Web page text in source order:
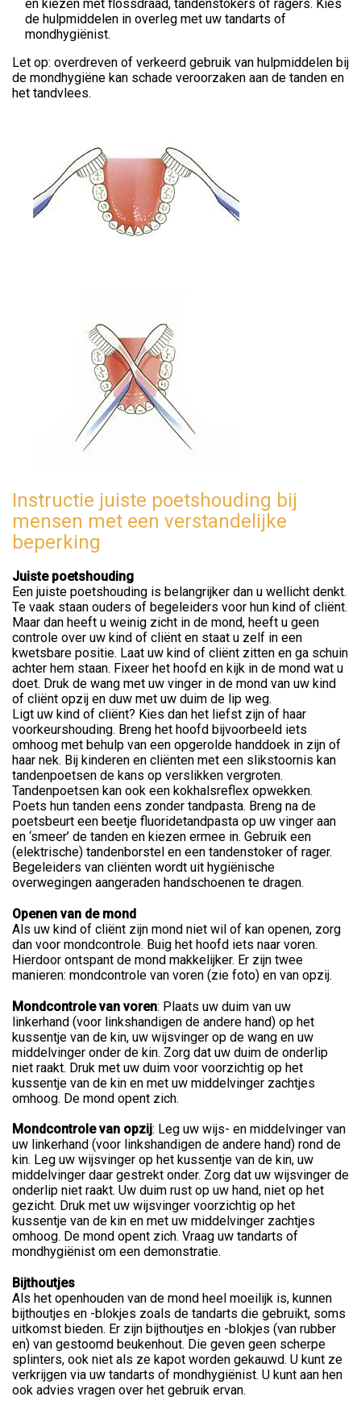
en kiezen met flossdraad, tandenstokers of ragers. Kies
de hulpmiddelen in overleg met uw tandarts of
mondhygiënist.
Let op: overdreven of verkeerd gebruik van hulpmiddelen bij
de mondhygiëne kan schade veroorzaken aan de tanden en
het tandvlees.
Instructie juiste poetshouding bij
mensen met een verstandelijke
beperking
Juiste poetshouding
Een juiste poetshouding is belangrijker dan u wellicht denkt.
Te vaak staan ouders of begeleiders voor hun kind of cliënt.
Maar dan heeft u weinig zicht in de mond, heeft u geen
controle over uw kind of cliënt en staat u zelf in een
kwetsbare positie. Laat uw kind of cliënt zitten en ga schuin
achter hem staan. Fixeer het hoofd en kijk in de mond wat u
doet. Druk de wang met uw vinger in de mond van uw kind
of cliënt opzij en duw met uw duim de lip weg.
Ligt uw kind of cliënt? Kies dan het liefst zijn of haar
voorkeurshouding. Breng het hoofd bijvoorbeeld iets
omhoog met behulp van een opgerolde handdoek in zijn of
haar nek. Bij kinderen en cliënten met een slikstoornis kan
tandenpoetsen de kans op verslikken vergroten.
Tandenpoetsen kan ook een kokhalsreflex opwekken.
Poets hun tanden eens zonder tandpasta. Breng na de
poetsbeurt een beetje fluoridetandpasta op uw vinger aan
en ‘smeer’ de tanden en kiezen ermee in. Gebruik een
(elektrische) tandenborstel en een tandenstoker of rager.
Begeleiders van cliënten wordt uit hygiënische
overwegingen aangeraden handschoenen te dragen.
Openen van de mond
Als uw kind of cliënt zijn mond niet wil of kan openen, zorg
dan voor mondcontrole. Buig het hoofd iets naar voren.
Hierdoor ontspant de mond makkelijker. Er zijn twee
manieren: mondcontrole van voren (zie foto) en van opzij.
Mondcontrole van voren: Plaats uw duim van uw
linkerhand (voor linkshandigen de andere hand) op het
kussentje van de kin, uw wijsvinger op de wang en uw
middelvinger onder de kin. Zorg dat uw duim de onderlip
niet raakt. Druk met uw duim voor voorzichtig op het
kussentje van de kin en met uw middelvinger zachtjes
omhoog. De mond opent zich.
Mondcontrole van opzij: Leg uw wijs- en middelvinger van
uw linkerhand (voor linkshandigen de andere hand) rond de
kin. Leg uw wijsvinger op het kussentje van de kin, uw
middelvinger daar gestrekt onder. Zorg dat uw wijsvinger de
onderlip niet raakt. Uw duim rust op uw hand, niet op het
gezicht. Druk met uw wijsvinger voorzichtig op het
kussentje van de kin en met uw middelvinger zachtjes
omhoog. De mond opent zich. Vraag uw tandarts of
mondhygiënist om een demonstratie.
Bijthoutjes
Als het openhouden van de mond heel moeilijk is, kunnen
bijthoutjes en -blokjes zoals de tandarts die gebruikt, soms
uitkomst bieden. Er zijn bijthoutjes en -blokjes (van rubber
en) van gestoomd beukenhout. Die geven geen scherpe
splinters, ook niet als ze kapot worden gekauwd. U kunt ze
verkrijgen via uw tandarts of mondhygiënist. U kunt aan hen
ook advies vragen over het gebruik ervan.